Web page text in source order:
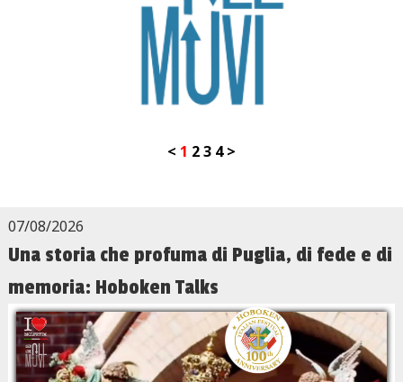
< 1 23 4 >
07/08/2026
Una storia che profuma di Puglia, di fede e di
memoria: Hoboken Talks